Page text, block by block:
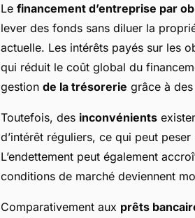
Le financement d’entreprise par
lever des fonds sans diluer la
actuelle. Les intérêts payés sur les
qui réduit le coût global du
gestion de la trésorerie grâce à
Toutefois, des inconvénients
d’intérêt réguliers, ce qui peut
L’endettement peut également
conditions de marché deviennent
Comparativement aux prêts